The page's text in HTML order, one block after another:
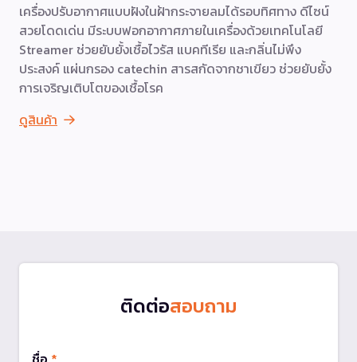
เครื่องปรับอากาศแบบฝังในฝ้ากระจายลมได้รอบทิศทาง ดีไซน์
สวยโดดเด่น มีระบบฟอกอากาศภายในเครื่องด้วยเทคโนโลยี
Streamer ช่วยยับยั้งเชื้อไวรัส แบคทีเรีย และกลิ่นไม่พึง
ประสงค์ แผ่นกรอง catechin สารสกัดจากชาเขียว ช่วยยับยั้ง
การเจริญเติบโตของเชื้อโรค
ดูสินค้า
ติดต่อสอบถาม